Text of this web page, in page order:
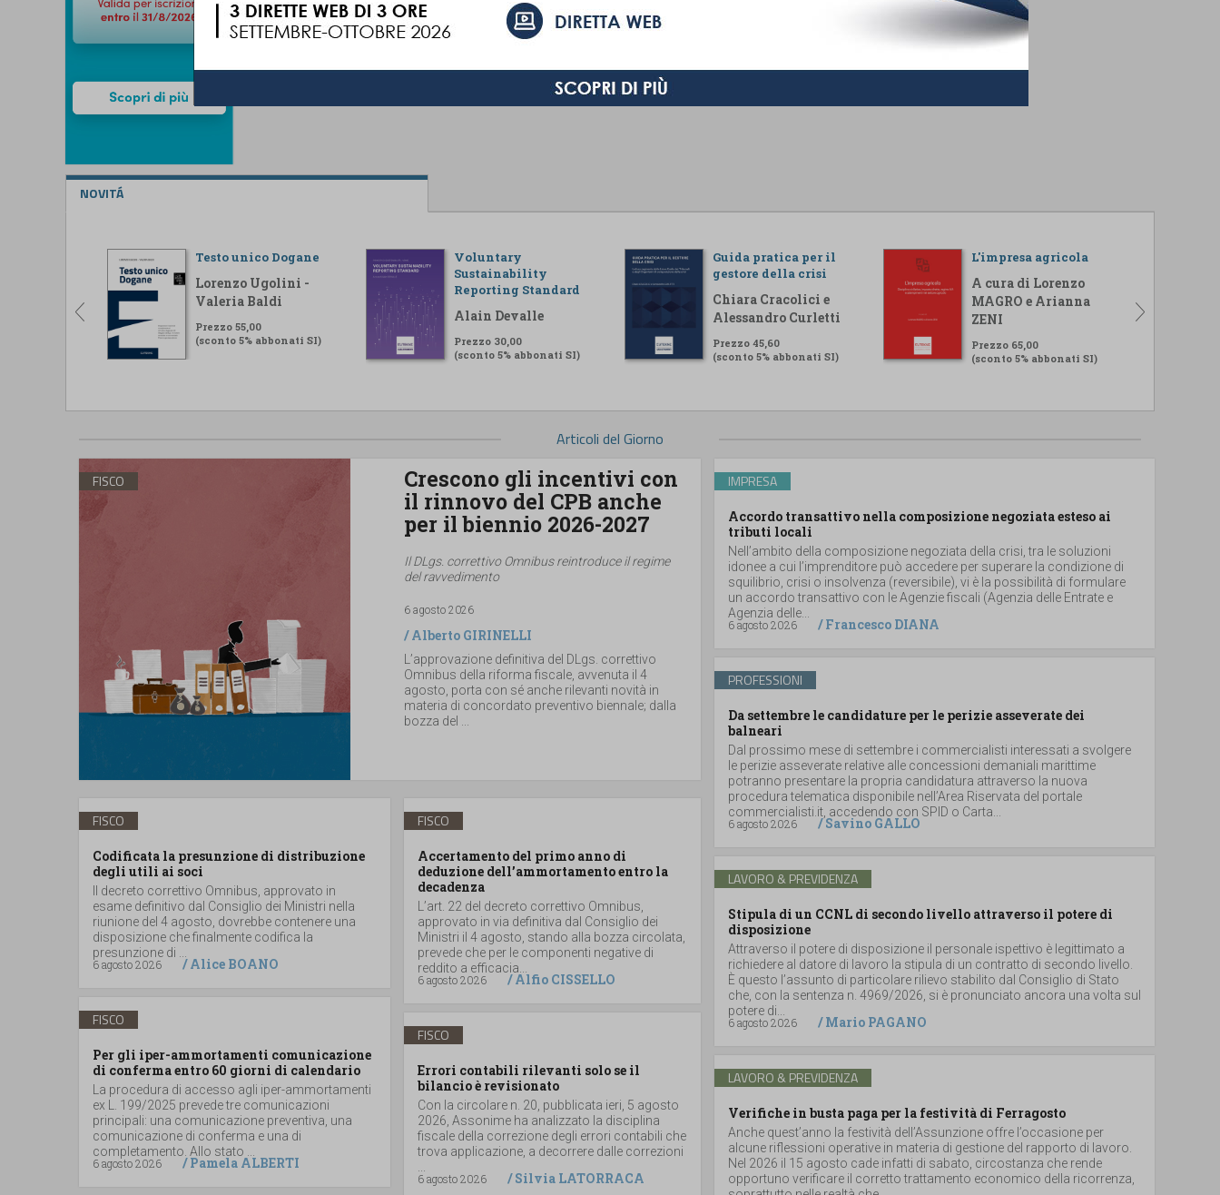
NOVITÁ
Testo unico Dogane
Lorenzo Ugolini -
Valeria Baldi
Prezzo 55,00
(sconto 5% abbonati SI)
Voluntary
Sustainability
Reporting Standard
Alain Devalle
Prezzo 30,00
(sconto 5% abbonati SI)
Guida pratica per il
gestore della crisi
Chiara Cracolici e
Alessandro Curletti
Prezzo 45,60
(sconto 5% abbonati SI)
L'impresa agricola
A cura di Lorenzo
MAGRO e Arianna
ZENI
Prezzo 65,00
(sconto 5% abbonati SI)
Articoli del Giorno
FISCO
Crescono gli incentivi con
il rinnovo del CPB anche
per il biennio 2026-2027
Il DLgs. correttivo Omnibus reintroduce il regime
del ravvedimento
6 agosto 2026
/Alberto GIRINELLI
L’approvazione definitiva del DLgs. correttivo
Omnibus della riforma fiscale, avvenuta il 4
agosto, porta con sé anche rilevanti novità in
materia di concordato preventivo biennale; dalla
bozza del ...
FISCO
Codificata la presunzione di distribuzione
degli utili ai soci
Il decreto correttivo Omnibus, approvato in
esame definitivo dal Consiglio dei Ministri nella
riunione del 4 agosto, dovrebbe contenere una
disposizione che finalmente codifica la
presunzione di ...
6 agosto 2026
/Alice BOANO
FISCO
Per gli iper-ammortamenti comunicazione
di conferma entro 60 giorni di calendario
La procedura di accesso agli iper-ammortamenti
ex L. 199/2025 prevede tre comunicazioni
principali: una comunicazione preventiva, una
comunicazione di conferma e una di
completamento. Allo stato ...
6 agosto 2026
/Pamela ALBERTI
FISCO
Accertamento del primo anno di
deduzione dell’ammortamento entro la
decadenza
L’art. 22 del decreto correttivo Omnibus,
approvato in via definitiva dal Consiglio dei
Ministri il 4 agosto, stando alla bozza circolata,
prevede che per le componenti negative di
reddito a efficacia...
6 agosto 2026
/Alfio CISSELLO
FISCO
Errori contabili rilevanti solo se il
bilancio è revisionato
Con la circolare n. 20, pubblicata ieri, 5 agosto
2026, Assonime ha analizzato la disciplina
fiscale della correzione degli errori contabili che
trova applicazione, a decorrere dalle correzioni
...
6 agosto 2026
/Silvia LATORRACA
IMPRESA
Accordo transattivo nella composizione negoziata esteso ai
tributi locali
Nell’ambito della composizione negoziata della crisi, tra le soluzioni
idonee a cui l’imprenditore può accedere per superare la condizione di
squilibrio, crisi o insolvenza (reversibile), vi è la possibilità di formulare
un accordo transattivo con le Agenzie fiscali (Agenzia delle Entrate e
Agenzia delle...
6 agosto 2026
/Francesco DIANA
PROFESSIONI
Da settembre le candidature per le perizie asseverate dei
balneari
Dal prossimo mese di settembre i commercialisti interessati a svolgere
le perizie asseverate relative alle concessioni demaniali marittime
potranno presentare la propria candidatura attraverso la nuova
procedura telematica disponibile nell’Area Riservata del portale
commercialisti.it, accedendo con SPID o Carta...
6 agosto 2026
/Savino GALLO
LAVORO & PREVIDENZA
Stipula di un CCNL di secondo livello attraverso il potere di
disposizione
Attraverso il potere di disposizione il personale ispettivo è legittimato a
richiedere al datore di lavoro la stipula di un contratto di secondo livello.
È questo l’assunto di particolare rilievo stabilito dal Consiglio di Stato
che, con la sentenza n. 4969/2026, si è pronunciato ancora una volta sul
potere di...
6 agosto 2026
/Mario PAGANO
LAVORO & PREVIDENZA
Verifiche in busta paga per la festività di Ferragosto
Anche quest’anno la festività dell’Assunzione offre l’occasione per
alcune riflessioni operative in materia di gestione del rapporto di lavoro.
Nel 2026 il 15 agosto cade infatti di sabato, circostanza che rende
opportuno verificare il corretto trattamento economico della ricorrenza,